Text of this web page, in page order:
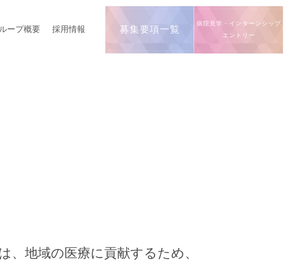
ープ概要 採用情報 募集要項一覧
病院見学・インターンシップ
エントリー
、地域の医療に貢献するため、